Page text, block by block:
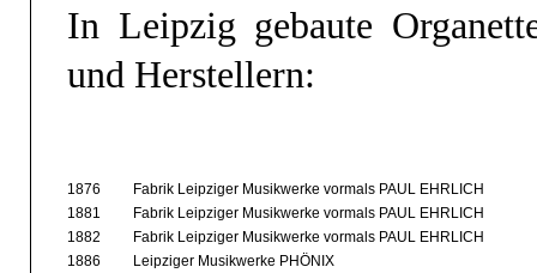
In Leipzig gebaute
und Herstellern:
1876
Fabrik Leipziger Musikwerke vormals PAUL EHRLICH
1881
Fabrik Leipziger Musikwerke vormals PAUL EHRLICH
1882
Fabrik Leipziger Musikwerke vormals PAUL EHRLICH
1886
Leipziger Musikwerke PHÖNIX